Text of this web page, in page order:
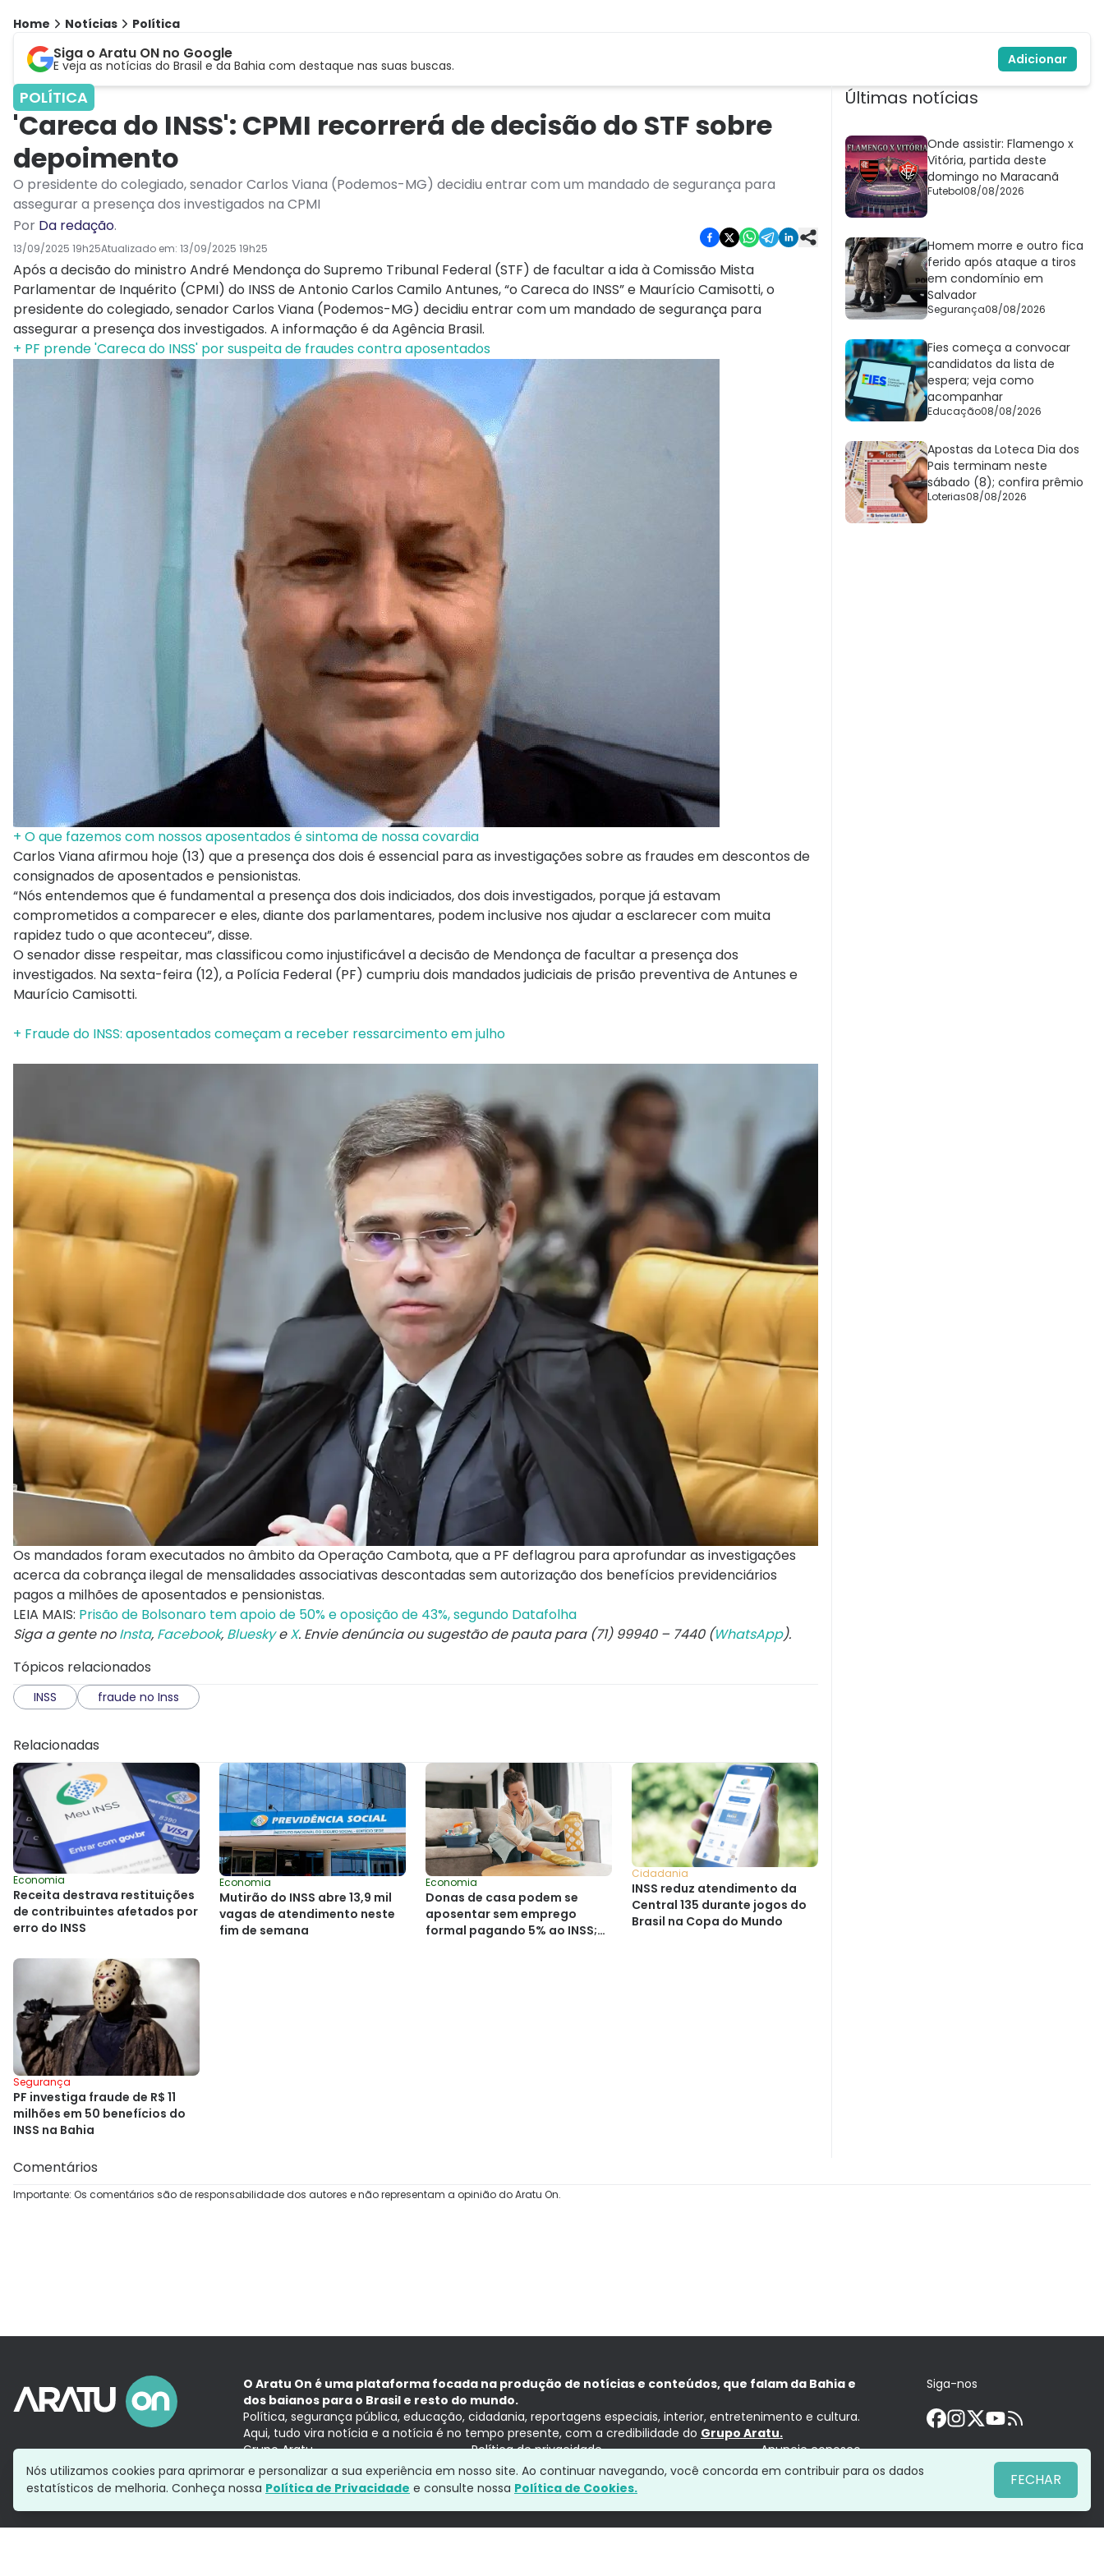
Home Notícias Política
Siga o Aratu ON no Google
E veja as notícias do Brasil e da Bahia com destaque nas suas buscas. Adicionar
POLÍTICA
'Careca do INSS': CPMI recorrerá de decisão do STF sobre
depoimento
O presidente do colegiado, senador Carlos Viana (Podemos-MG) decidiu entrar com um mandado de segurança para
assegurar a presença dos investigados na CPMI
Por Da redação.
13/09/2025 19h25Atualizado em: 13/09/2025 19h25
Após a decisão do ministro André Mendonça do Supremo Tribunal Federal (STF) de facultar a ida à Comissão Mista
Parlamentar de Inquérito (CPMI) do INSS de Antonio Carlos Camilo Antunes, “o Careca do INSS” e Maurício Camisotti, o
presidente do colegiado, senador Carlos Viana (Podemos-MG) decidiu entrar com um mandado de segurança para
assegurar a presença dos investigados. A informação é da Agência Brasil.
+ PF prende 'Careca do INSS' por suspeita de fraudes contra aposentados
+ O que fazemos com nossos aposentados é sintoma de nossa covardia
Carlos Viana afirmou hoje (13) que a presença dos dois é essencial para as investigações sobre as fraudes em descontos de
consignados de aposentados e pensionistas.
“Nós entendemos que é fundamental a presença dos dois indiciados, dos dois investigados, porque já estavam
comprometidos a comparecer e eles, diante dos parlamentares, podem inclusive nos ajudar a esclarecer com muita
rapidez tudo o que aconteceu”, disse.
O senador disse respeitar, mas classificou como injustificável a decisão de Mendonça de facultar a presença dos
investigados. Na sexta-feira (12), a Polícia Federal (PF) cumpriu dois mandados judiciais de prisão preventiva de Antunes e
Maurício Camisotti.
+ Fraude do INSS: aposentados começam a receber ressarcimento em julho
Os mandados foram executados no âmbito da Operação Cambota, que a PF deflagrou para aprofundar as investigações
acerca da cobrança ilegal de mensalidades associativas descontadas sem autorização dos benefícios previdenciários
pagos a milhões de aposentados e pensionistas.
LEIA MAIS: Prisão de Bolsonaro tem apoio de 50% e oposição de 43%, segundo Datafolha
Siga a gente noInsta, Facebook, BlueskyeX. Envie denúncia ou sugestão de pauta para (71) 99940 – 7440 (WhatsApp).
Tópicos relacionados
INSS fraude no Inss
Relacionadas
Economia
Receita destrava restituições
de contribuintes afetados por
erro do INSS
Economia
Mutirão do INSS abre 13,9 mil
vagas de atendimento neste
fim de semana
Economia
Donas de casa podem se
aposentar sem emprego
formal pagando 5% ao INSS;
Cidadania
INSS reduz atendimento da
Central 135 durante jogos do
Brasil na Copa do Mundo
Segurança
PF investiga fraude de R$ 11
milhões em 50 benefícios do
INSS na Bahia
Últimas notícias
Onde assistir: Flamengo x
Vitória, partida deste
domingo no Maracanã
Futebol08/08/2026
Homem morre e outro fica
ferido após ataque a tiros
em condomínio em
Salvador
Segurança08/08/2026
Fies começa a convocar
candidatos da lista de
espera; veja como
acompanhar
Educação08/08/2026
Apostas da Loteca Dia dos
Pais terminam neste
sábado (8); confira prêmio
Loterias08/08/2026
Comentários
Importante: Os comentários são de responsabilidade dos autores e não representam a opinião do Aratu On.
O Aratu On é uma plataforma focada na produção de notícias e conteúdos, que falam da Bahia e
dos baianos para o Brasil e resto do mundo.
Política, segurança pública, educação, cidadania, reportagens especiais, interior, entretenimento e cultura.
Aqui, tudo vira notícia e a notícia é no tempo presente, com a credibilidade do Grupo Aratu.
Grupo Aratu
Política de privacidade Anuncie conosco
Siga-nos
Nós utilizamos cookies para aprimorar e personalizar a sua experiência em nosso site. Ao continuar navegando, você concorda em contribuir para os dados
estatísticos de melhoria. Conheça nossa Política de Privacidade e consulte nossa Política de Cookies. FECHAR